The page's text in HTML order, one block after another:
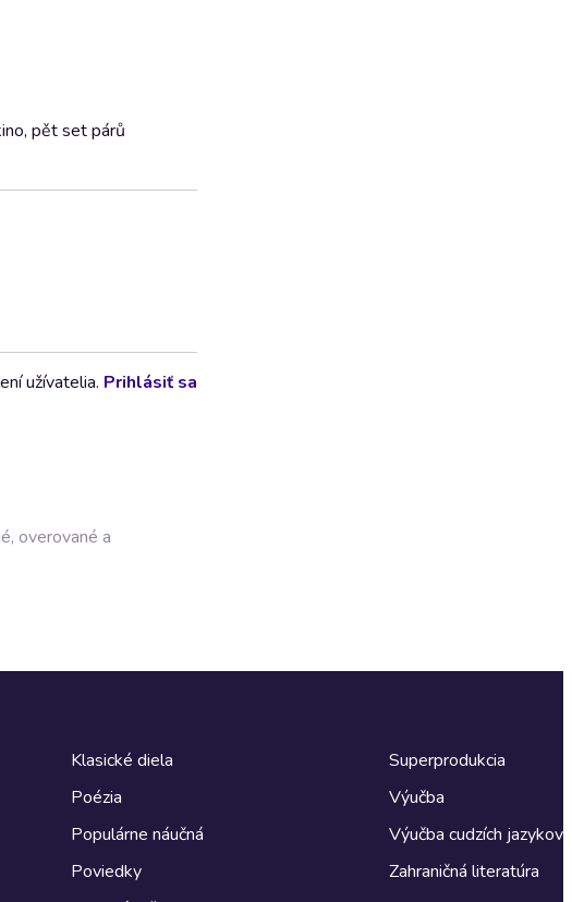
pět set párů
užívatelia. Prihlásiť sa
overované a
Klasické diela
Poézia
Populárne náučná
Poviedky
Superprodukcia
Výučba
Výučba cudzích jazykov
Zahraničná literatúra